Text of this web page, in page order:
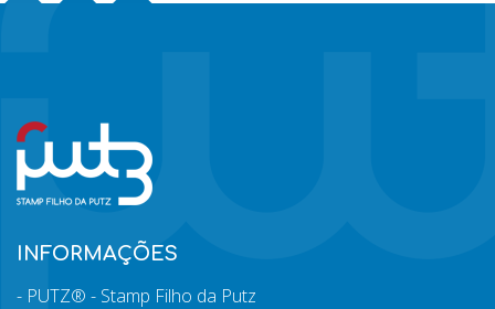
INFORMAÇÕES
PUTZ® - Stamp Filho da Putz